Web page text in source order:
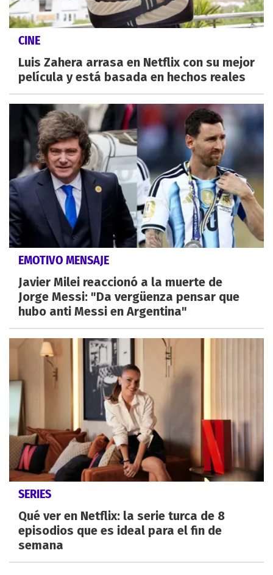
CINE
Luis Zahera arrasa en Netflix con su mejor
película y está basada en hechos reales
EMOTIVO MENSAJE
Javier Milei reaccionó a la muerte de
Jorge Messi: "Da vergüenza pensar que
hubo anti Messi en Argentina"
SERIES
Qué ver en Netflix: la serie turca de 8
episodios que es ideal para el fin de
semana